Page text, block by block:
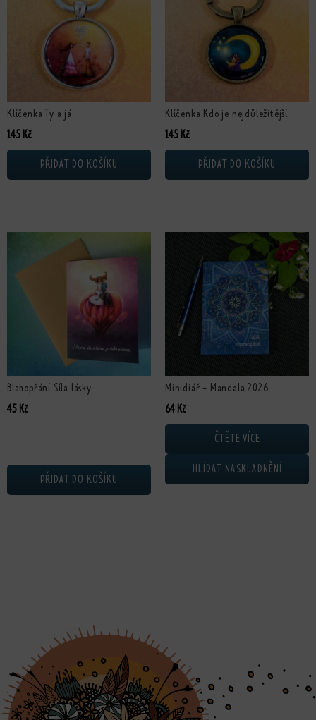
Klíčenka Ty a já
145 Kč
PŘIDAT DO KOŠÍKU
Klíčenka Kdo je nejdůležitější
145 Kč
PŘIDAT DO KOŠÍKU
Blahopřání Síla lásky
45 Kč
PŘIDAT DO KOŠÍKU
Minidiář - Mandala 2026
Původní cena byla: 255 Kč.
64 KčAktuální cena je: 64 Kč.
ČTĚTE VÍCE
HLÍDAT NASKLADNĚNÍ